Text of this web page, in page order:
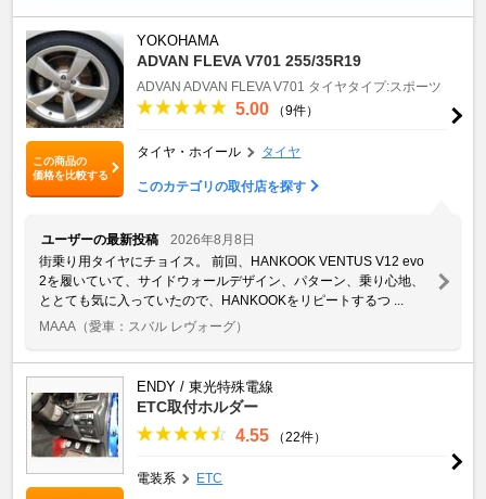
この商品の
価格を比較する
YOKOHAMA
ADVAN FLEVA V701 255/35R19
ADVAN ADVAN FLEVA V701 タイヤタイプ:スポーツ
5.00 （9件）
タイヤ・ホイール タイヤ
このカテゴリの取付店を探す
ユーザーの最新投稿
2026年8月8日
街乗り用タイヤにチョイス。 前回、HANKOOK VENTUS V12 evo
2を履いていて、サイドウォールデザイン、パターン、乗り心地、
ととても気に入っていたので、HANKOOKをリピートするつ ...
MAAA （愛車：スバル レヴォーグ）
ENDY / 東光特殊電線
ETC取付ホルダー
4.55 （22件）
電装系 ETC